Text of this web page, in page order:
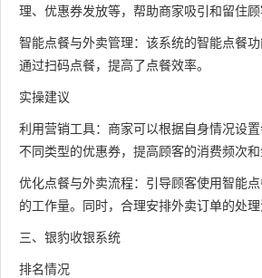
理、优惠券发放等，帮助商家吸引和留住顾
智能点餐与外卖管理：该系统的智能点餐
通过扫码点餐，提高了点餐效率。
实操建议
利用营销工具：商家可以根据自身情况设
不同类型的优惠券，提高顾客的消费频次和
优化点餐与外卖流程：引导顾客使用智能
的工作量。同时，合理安排外卖订单的处理
三、银豹收银系统
排名情况